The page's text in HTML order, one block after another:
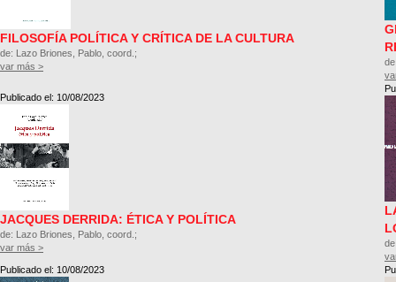
FILOSOFÍA POLÍTICA Y CRÍTICA DE LA CULTURA
de: Lazo Briones, Pablo, coord.;
var más >
Publicado el: 10/08/2023
JACQUES DERRIDA: ÉTICA Y POLÍTICA
de: Lazo Briones, Pablo, coord.;
var más >
Publicado el: 10/08/2023